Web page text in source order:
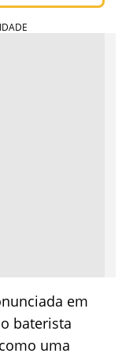
em
baterista
uma